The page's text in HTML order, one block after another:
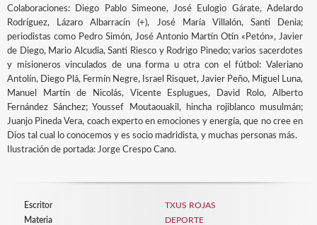
Colaboraciones: Diego Pablo Simeone, José Eulogio Gárate, Adelardo
Rodríguez, Lázaro Albarracín (+), José María Villalón, Santi Denia;
periodistas como Pedro Simón, José Antonio Martín Otín «Petón», Javier
de Diego, Mario Alcudia, Santi Riesco y Rodrigo Pinedo; varios sacerdotes
y misioneros vinculados de una forma u otra con el fútbol: Valeriano
Antolín, Diego Plá, Fermín Negre, Israel Risquet, Javier Peño, Miguel Luna,
Manuel Martín de Nicolás, Vicente Esplugues, David Rolo, Alberto
Fernández Sánchez; Youssef Moutaouakil, hincha rojiblanco musulmán;
Juanjo Pineda Vera, coach experto en emociones y energía, que no cree en
Dios tal cual lo conocemos y es socio madridista, y muchas personas más.
Ilustración de portada: Jorge Crespo Cano.
Escritor
TXUS ROJAS
Materia
DEPORTE